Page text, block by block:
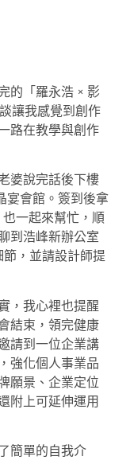
的「羅永浩 × 影
讓我感覺到創作
路在教學與創作
婆說完話後下樓
宴會館。簽到後拿
一起來幫忙，順
到浩峰新辦公室
，並請設計師提
，我心裡也提醒
結束，領完健康
請到一位企業講
強化個人事業品
願景、企業定位
附上可延伸運用
簡單的自我介